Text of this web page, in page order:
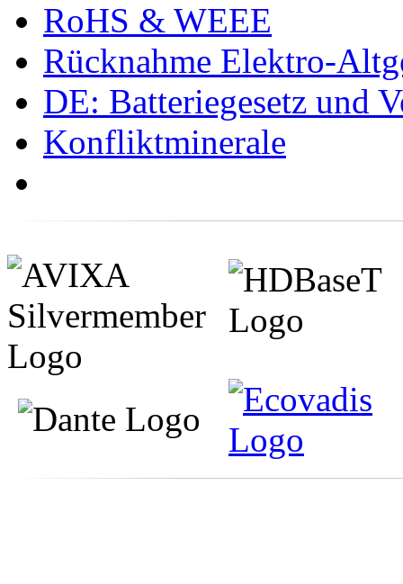
RoHS & WEEE
Rücknahme Elektro-
DE: Batteriegesetz und
Konfliktminerale